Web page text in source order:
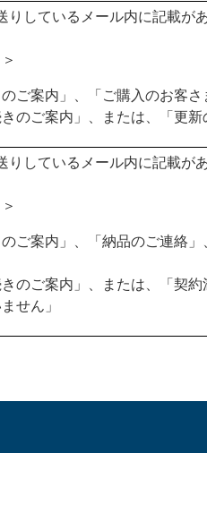
りしているメール内に記載があ
のご案内」、「ご購入のお客
きのご案内」、または、「更新
りしているメール内に記載があ
のご案内」、「納品のご連絡
きのご案内」、または、「契
せん」